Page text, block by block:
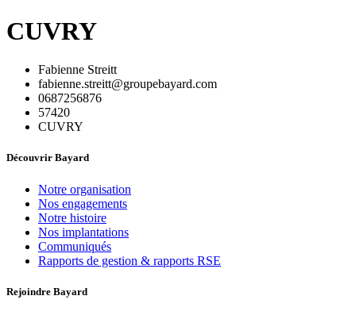
CUVRY
Fabienne Streitt
fabienne.streitt@groupebayard.com
0687256876
57420
CUVRY
Découvrir Bayard
Notre organisation
Nos engagements
Notre histoire
Nos implantations
Communiqués
Rapports de gestion & rapports RSE
Rejoindre Bayard